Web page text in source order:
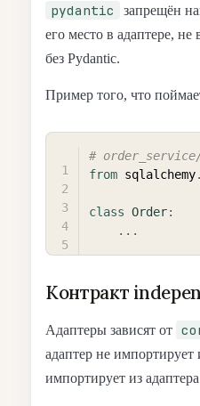
pydantic запрещён
его место в адаптере,
без Pydantic.
Пример того, что
#
from sqlalchemy.
class Order:
. . .
Контракт
Адаптеры зависят от
адаптер не импортирует
импортирует из